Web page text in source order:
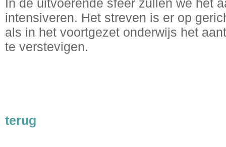
In de uitvoerende sfeer zullen we het
intensiveren. Het streven is er op
als in het voortgezet onderwijs het
te verstevigen.
terug